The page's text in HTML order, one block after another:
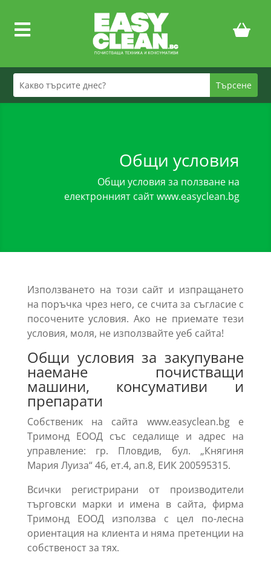

Общи условия
Общи условия за ползване на
електронният сайт www.easyclean.bg
Използването на този сайт и изпращането
на поръчка чрез него, се счита за съгласие с
посочените условия. Ако не приемате тези
условия, моля, не използвайте уеб сайта!
Общи условия за закупуване
наемане почистващи
машини, консумативи и
препарати
Собственик на сайта www.easyclean.bg е
Тримонд ЕООД със седалище и адрес на
управление: гр. Пловдив, бул. „Княгиня
Мария Луиза“ 46, ет.4, ап.8, ЕИК 200595315.
Всички регистрирани от производители
търговски марки и имена в сайта, фирма
Тримонд ЕООД използва с цел по-лесна
ориентация на клиента и няма претенции на
собственост за тях.